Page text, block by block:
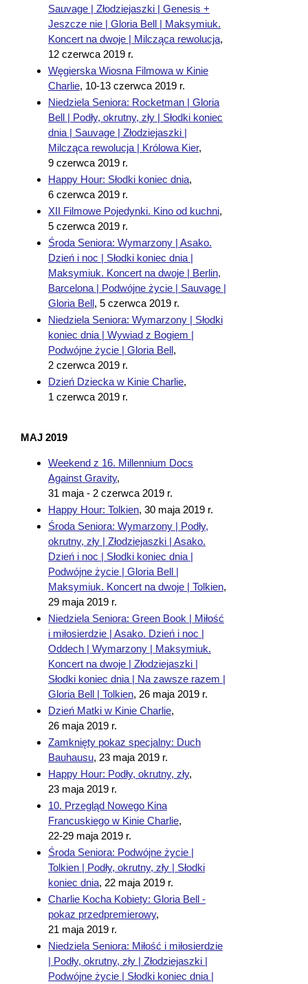
Sauvage | Złodziejaszki | Genesis +
Jeszcze nie | Gloria Bell | Maksymiuk.
Koncert na dwoje | Milcząca rewolucja,
12 czerwca 2019 r.
Węgierska Wiosna Filmowa w Kinie
Charlie, 10-13 czerwca 2019 r.
Niedziela Seniora: Rocketman | Gloria
Bell | Podły, okrutny, zły | Słodki koniec
dnia | Sauvage | Złodziejaszki |
Milcząca rewolucja | Królowa Kier,
9 czerwca 2019 r.
Happy Hour: Słodki koniec dnia,
6 czerwca 2019 r.
XII Filmowe Pojedynki. Kino od kuchni,
5 czerwca 2019 r.
Środa Seniora: Wymarzony | Asako.
Dzień i noc | Słodki koniec dnia |
Maksymiuk. Koncert na dwoje | Berlin,
Barcelona | Podwójne życie | Sauvage |
Gloria Bell, 5 czerwca 2019 r.
Niedziela Seniora: Wymarzony | Słodki
koniec dnia | Wywiad z Bogiem |
Podwójne życie | Gloria Bell,
2 czerwca 2019 r.
Dzień Dziecka w Kinie Charlie,
1 czerwca 2019 r.
MAJ 2019
Weekend z 16. Millennium Docs
Against Gravity,
31 maja - 2 czerwca 2019 r.
Happy Hour: Tolkien, 30 maja 2019 r.
Środa Seniora: Wymarzony | Podły,
okrutny, zły | Złodziejaszki | Asako.
Dzień i noc | Słodki koniec dnia |
Podwójne życie | Gloria Bell |
Maksymiuk. Koncert na dwoje | Tolkien,
29 maja 2019 r.
Niedziela Seniora: Green Book | Miłość
i miłosierdzie | Asako. Dzień i noc |
Oddech | Wymarzony | Maksymiuk.
Koncert na dwoje | Złodziejaszki |
Słodki koniec dnia | Na zawsze razem |
Gloria Bell | Tolkien, 26 maja 2019 r.
Dzień Matki w Kinie Charlie,
26 maja 2019 r.
Zamknięty pokaz specjalny: Duch
Bauhausu, 23 maja 2019 r.
Happy Hour: Podły, okrutny, zły,
23 maja 2019 r.
10. Przegląd Nowego Kina
Francuskiego w Kinie Charlie,
22-29 maja 2019 r.
Środa Seniora: Podwójne życie |
Tolkien | Podły, okrutny, zły | Słodki
koniec dnia, 22 maja 2019 r.
Charlie Kocha Kobiety: Gloria Bell -
pokaz przedpremierowy,
21 maja 2019 r.
Niedziela Seniora: Miłość i miłosierdzie
| Podły, okrutny, zły | Złodziejaszki |
Podwójne życie | Słodki koniec dnia |